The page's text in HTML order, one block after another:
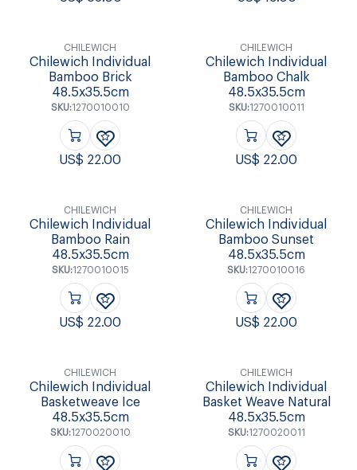
CHILEWICH
Chilewich Individual
Bamboo Brick
48.5x35.5cm
SKU:1270010010
US$ 22.00
CHILEWICH
Chilewich Individual
Bamboo Chalk
48.5x35.5cm
SKU:1270010011
US$ 22.00
CHILEWICH
Chilewich Individual
Bamboo Rain
48.5x35.5cm
SKU:1270010015
US$ 22.00
CHILEWICH
Chilewich Individual
Bamboo Sunset
48.5x35.5cm
SKU:1270010016
US$ 22.00
CHILEWICH
Chilewich Individual
Basketweave Ice
48.5x35.5cm
SKU:1270020010
CHILEWICH
Chilewich Individual
Basket Weave Natural
48.5x35.5cm
SKU:1270020011